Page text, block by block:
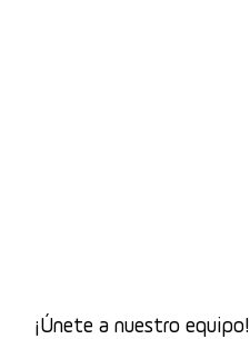
¡Únete a nuestro equipo!